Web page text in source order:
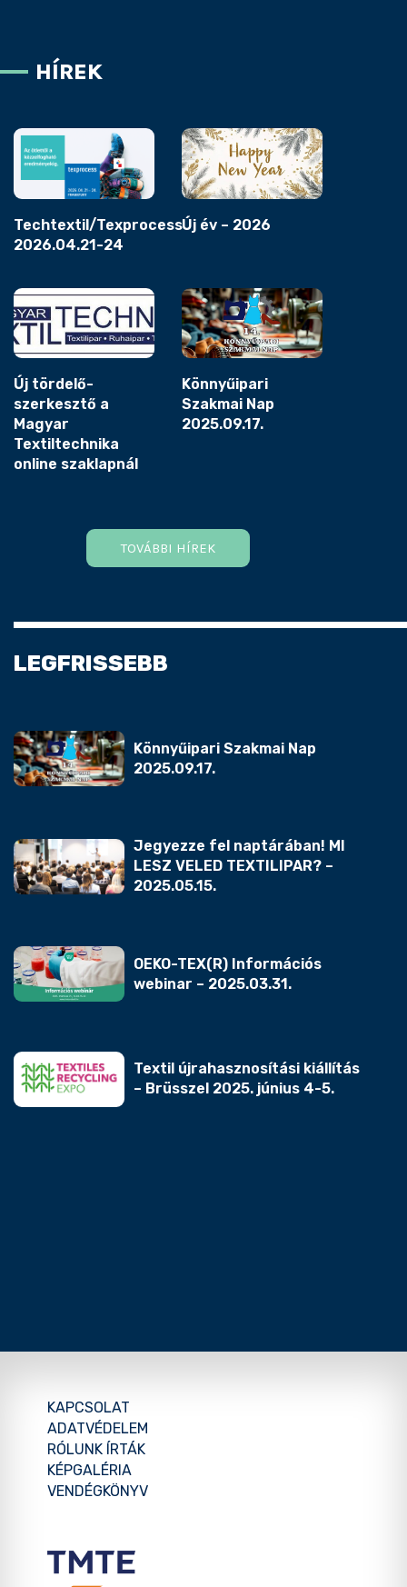
HÍREK
Techtextil/Texprocess
2026.04.21-24
Új év – 2026
Új tördelő-
szerkesztő a
Magyar
Textiltechnika
online szaklapnál
Könnyűipari
Szakmai Nap
2025.09.17.
TOVÁBBI HÍREK
LEGFRISSEBB
Könnyűipari Szakmai Nap
2025.09.17.
Jegyezze fel naptárában! MI
LESZ VELED TEXTILIPAR? –
2025.05.15.
OEKO-TEX(R) Információs
webinar – 2025.03.31.
Textil újrahasznosítási kiállítás
– Brüsszel 2025. június 4-5.
KAPCSOLAT
ADATVÉDELEM
RÓLUNK ÍRTÁK
KÉPGALÉRIA
VENDÉGKÖNYV